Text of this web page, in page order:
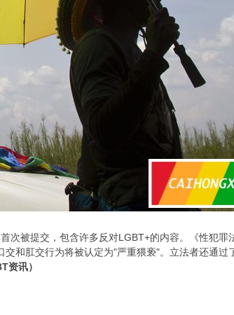
次被提交，包含许多反对LGBT+的内容。《性犯罪
和肛交行为将被认定为"严重猥亵"。立法者还通过
资讯）